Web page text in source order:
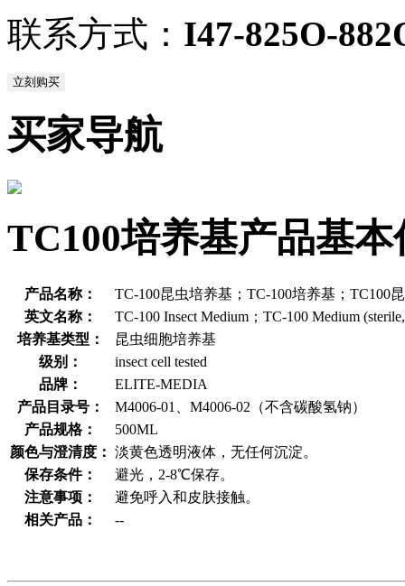
联系方式： I47-825O-
立刻购买
买家导航
TC100培养基产品基本
产品名称：
TC-100昆虫培养基；TC-100培养基；TC100
英文名称：
TC-100 Insect Medium；TC-100 Medium
培养基类型：
昆虫细胞培养基
级别：
insect cell tested
品牌：
ELITE-MEDIA
产品目录号：
M4006-01、M4006-02（不含碳酸氢钠）
产品规格：
500ML
颜色与澄清度： 淡黄色透明液体，无任何沉淀。
保存条件：
避光，2-8℃保存。
注意事项：
避免呼入和皮肤接触。
相关产品：
--